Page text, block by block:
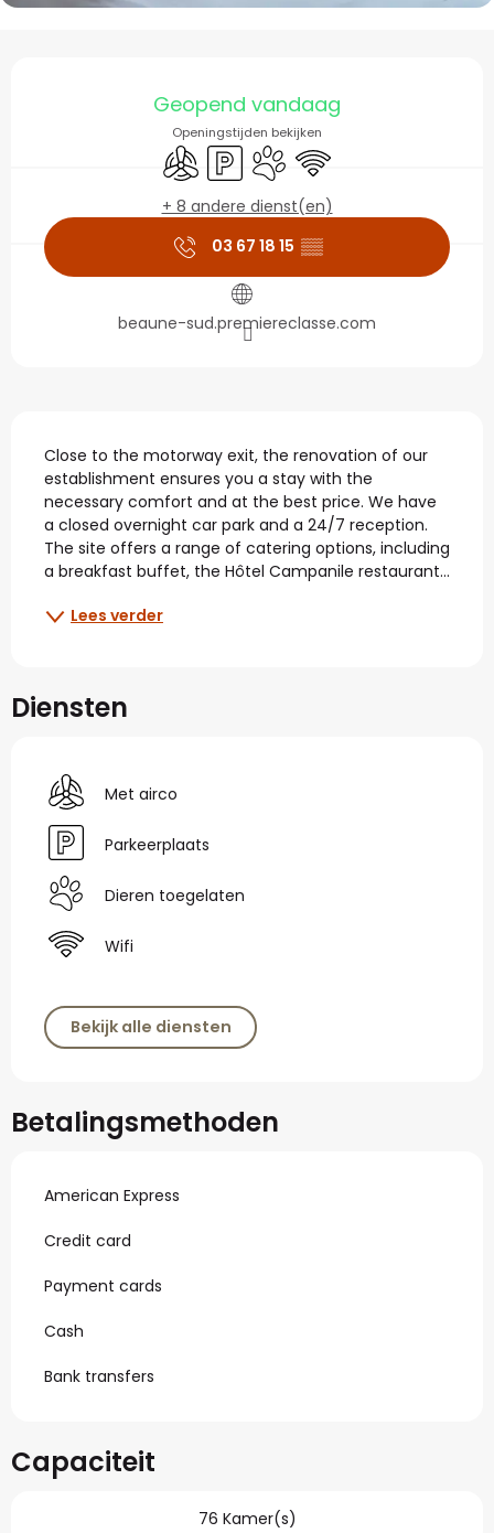
Openingstijden en
Geopend vandaag
Openingstijden bekijken
Met aircoParkeerplaats
Dieren toegelaten
Wifi
+ 8 andere dienst(en)
03 67 18 15 ▒▒
beaune-sud.premiereclasse.com
Beschrijving
Close to the motorway exit, the renovation of our
establishment ensures you a stay with the
necessary comfort and at the best price. We have
a closed overnight car park and a 24/7 reception.
The site offers a range of catering options, including
a breakfast buffet, the Hôtel Campanile restaurant...
Lees verder
Diensten
Met airco
Parkeerplaats
Dieren toegelaten
Wifi
Bekijk alle diensten
Betalingsmethoden
American Express
Credit card
Payment cards
Cash
Bank transfers
Capaciteit
76 Kamer(s)